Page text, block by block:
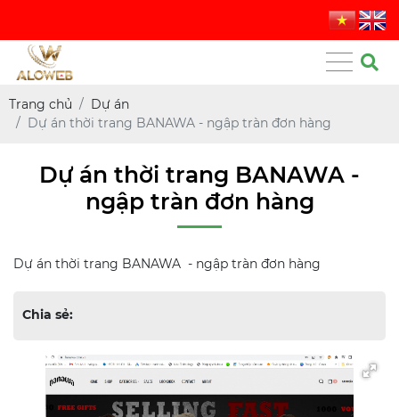
Trang chủ
Dự án
Dự án thời trang BANAWA - ngập tràn đơn hàng
Dự án thời trang BANAWA -
ngập tràn đơn hàng
Dự án thời trang BANAWA - ngập tràn đơn hàng
Chia sẻ: